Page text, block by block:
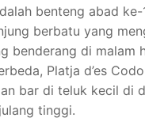
benteng abad ke-
berbatu yang
benderang di malam
Platja d’es
bar di teluk kecil di
tinggi.